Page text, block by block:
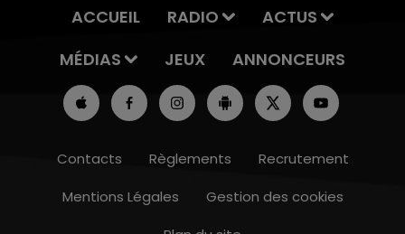
ACCUEIL RADIO
ACTUS
MÉDIAS
JEUX ANNONCEURS
Contacts Règlements
Recrutement
Mentions Légales
Gestion des cookies